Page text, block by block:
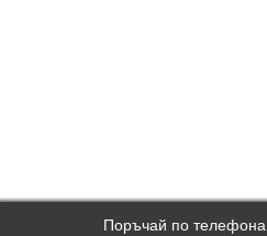
Поръчай по телефона